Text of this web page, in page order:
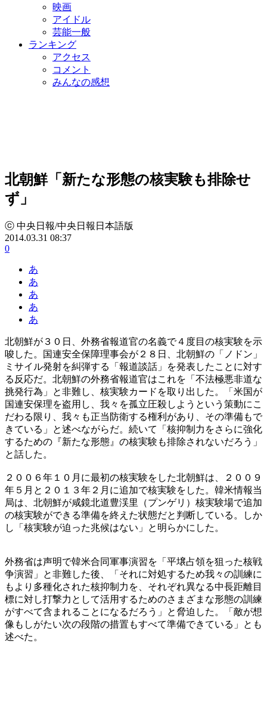
映画
アイドル
芸能一般
ランキング
アクセス
コメント
みんなの感想
北朝鮮「新たな形態の核実験も排除せ
ず」
ⓒ 中央日報/中央日報日本語版
2014.03.31 08:37
0
あ
あ
あ
あ
あ
北朝鮮が３０日、外務省報道官の名義で４度目の核実験を示
唆した。国連安全保障理事会が２８日、北朝鮮の「ノドン」
ミサイル発射を糾弾する「報道談話」を発表したことに対す
る反応だ。北朝鮮の外務省報道官はこれを「不法極悪非道な
挑発行為」と非難し、核実験カードを取り出した。「米国が
国連安保理を盗用し、我々を孤立圧殺しようという策動にこ
だわる限り、我々も正当防衛する権利があり、その準備もで
きている」と述べながらだ。続いて「核抑制力をさらに強化
するための『新たな形態』の核実験も排除されないだろう」
と話した。
２００６年１０月に最初の核実験をした北朝鮮は、２００９
年５月と２０１３年２月に追加で核実験をした。韓米情報当
局は、北朝鮮が咸鏡北道豊渓里（プンゲリ）核実験場で追加
の核実験ができる準備を終えた状態だと判断している。しか
し「核実験が迫った兆候はない」と明らかにした。
外務省は声明で韓米合同軍事演習を「平壌占領を狙った核戦
争演習」と非難した後、「それに対処するため我々の訓練に
もより多種化された核抑制力を、それぞれ異なる中長距離目
標に対し打撃力として活用するためのさまざまな形態の訓練
がすべて含まれることになるだろう」と脅迫した。「敵が想
像もしがたい次の段階の措置もすべて準備できている」とも
述べた。